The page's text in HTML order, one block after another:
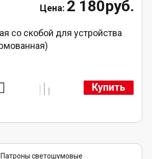
2 180руб.
со скобой для устройства
Купить